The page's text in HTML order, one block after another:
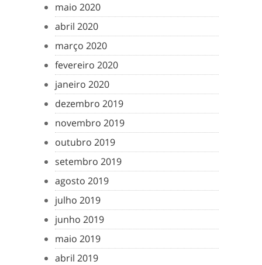
maio 2020
abril 2020
março 2020
fevereiro 2020
janeiro 2020
dezembro 2019
novembro 2019
outubro 2019
setembro 2019
agosto 2019
julho 2019
junho 2019
maio 2019
abril 2019